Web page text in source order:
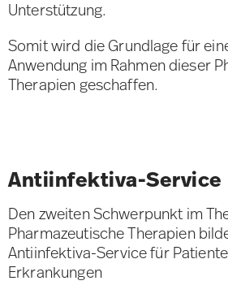
Unterstützung.
Somit wird die Grundlage für
Anwendung im Rahmen dieser
Therapien geschaffen.
Antiinfektiva-Service
Den zweiten Schwerpunkt im
Pharmazeutische Therapien
Antiinfektiva-Service für
Erkrankungen